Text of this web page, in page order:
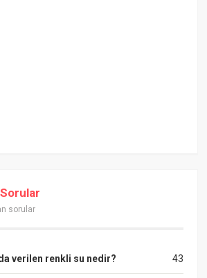
sorular
43
verilen renkli su nedir?